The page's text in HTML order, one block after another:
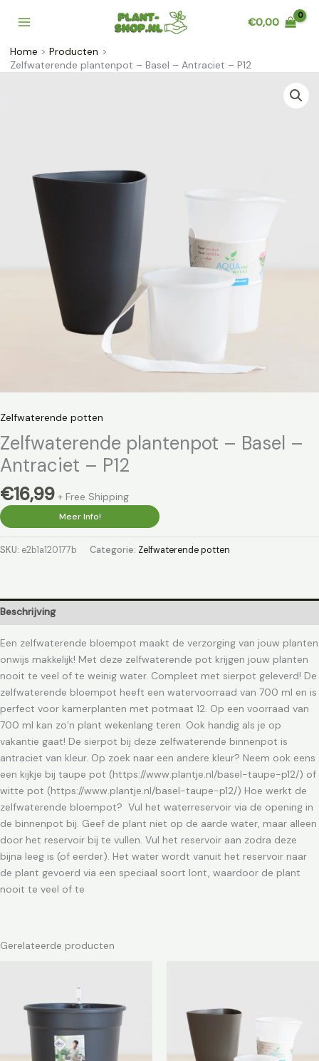
naar
inhoud
€0,00
Home
Producten
Zelfwaterende plantenpot – Basel – Antraciet – P12
Zelfwaterende potten
Zelfwaterende plantenpot – Basel –
Antraciet – P12
€16,99 + Free Shipping
Meer Info!
SKU: e2b1a120177b Categorie: Zelfwaterende potten
Beschrijving
Een zelfwaterende bloempot maakt de verzorging van jouw planten
onwijs makkelijk! Met deze zelfwaterende pot krijgen jouw planten
nooit te veel of te weinig water. Compleet met sierpot geleverd! De
zelfwaterende bloempot heeft een watervoorraad van 700 ml en is
perfect voor kamerplanten met potmaat 12. Op een voorraad van
700 ml kan zo’n plant wekenlang teren. Ook handig als je op
vakantie gaat! De sierpot bij deze zelfwaterende binnenpot is
antraciet van kleur. Op zoek naar een andere kleur? Neem ook eens
een kijkje bij taupe pot (https://www.plantje.nl/basel-taupe-p12/) of
witte pot (https://www.plantje.nl/basel-taupe-p12/) Hoe werkt de
zelfwaterende bloempot? Vul het waterreservoir via de opening in
de binnenpot bij. Geef de plant niet op de aarde water, maar alleen
door het reservoir bij te vullen. Vul het reservoir aan zodra deze
bijna leeg is (of eerder). Het water wordt vanuit het reservoir naar
de plant gevoerd via een speciaal soort lont, waardoor de plant
nooit te veel of te
Gerelateerde producten